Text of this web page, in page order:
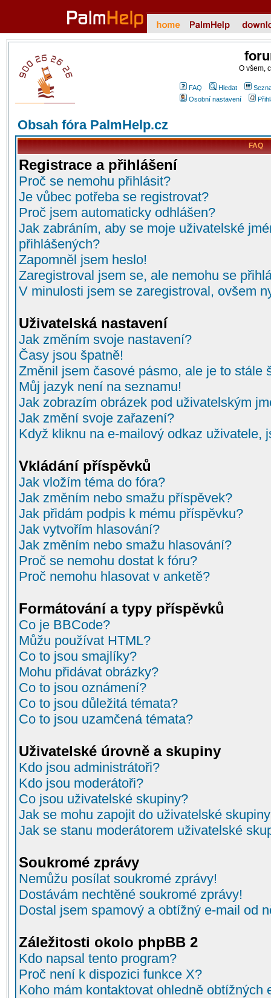
O všem,
FAQ Hledat
Osobní nastavení
Obsah fóra PalmHelp.cz
FAQ
Registrace a přihlášení
Proč se nemohu přihlásit?
Je vůbec potřeba se registrovat?
Proč jsem automaticky odhlášen?
Jak zabráním, aby se moje uživatelské
přihlášených?
Zapomněl jsem heslo!
Zaregistroval jsem se, ale nemohu se
V minulosti jsem se zaregistroval, ovšem
Uživatelská nastavení
Jak změním svoje nastavení?
Časy jsou špatně!
Změnil jsem časové pásmo, ale je to stále
Můj jazyk není na seznamu!
Jak zobrazím obrázek pod uživatelským
Jak změní svoje zařazení?
Když kliknu na e-mailový odkaz uživatele,
Vkládání příspěvků
Jak vložím téma do fóra?
Jak změním nebo smažu příspěvek?
Jak přidám podpis k mému příspěvku?
Jak vytvořím hlasování?
Jak změním nebo smažu hlasování?
Proč se nemohu dostat k fóru?
Proč nemohu hlasovat v anketě?
Formátování a typy příspěvků
Co je BBCode?
Můžu používat HTML?
Co to jsou smajlíky?
Mohu přidávat obrázky?
Co to jsou oznámení?
Co to jsou důležitá témata?
Co to jsou uzamčená témata?
Uživatelské úrovně a skupiny
Kdo jsou administrátoři?
Kdo jsou moderátoři?
Co jsou uživatelské skupiny?
Jak se mohu zapojit do uživatelské
Jak se stanu moderátorem uživatelské
Soukromé zprávy
Nemůžu posílat soukromé zprávy!
Dostávám nechtěné soukromé zprávy!
Dostal jsem spamový a obtížný e-mail od
Záležitosti okolo phpBB 2
Kdo napsal tento program?
Proč není k dispozici funkce X?
Koho mám kontaktovat ohledně